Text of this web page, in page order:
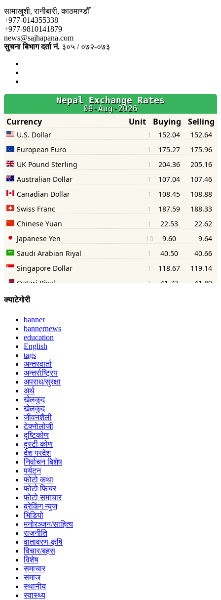
सामाखुशी, रानीबारी, काठमाण्डौँ
+977-014355338
+977-9810141879
news@sajhapana.com
सुचना बिभाग दर्ता नं. ३०५ / ०७२-०७३
क्याटेगोरी
banner
bannernews
education
English
tags
अन्तरवार्ता
अन्तर्राष्ट्रिय
अपराध/सुरक्षा
अर्थ
खेलकुद
खेलकुद
जीवनशैली
टेक्नोलोजी
दृष्टिकोण
दृस्टी कोण
देश परदेश
निर्वाचन बिशेष
पर्यटन
फोटो कथा
फोटो फिचर
फोटो समाचार
ब्रेकिंग न्युज
भिडियो
मनोरञ्जन/साहित्य
राजनीति
वातावरण-कृषि
विचार/बहस
विशेष
समाचार
समाज
स्थानीय
स्वास्थ्य